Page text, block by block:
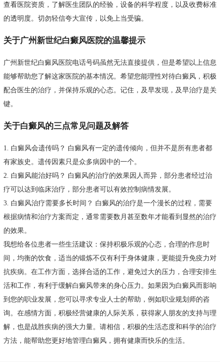
查看医院资质，了解医生团队的经验，设备的科学程度，以及收费标准
的透明度。切勿轻信夸大宣传，以免上当受骗。
关于广州新世纪白癜风医院的温馨提示
广州新世纪白癜风医院电话号码虽然无法直接提供，但是希望以上信息
能够帮助您了解这家医院的基本情况。希望您能理性对待白癜风，积极
配合医生的治疗，并保持乐观的心态。记住，及早发现，及早治疗是关
键。
关于白癜风的三点常见问题及解答
1. 白癜风会遗传吗？ 白癜风有一定的遗传倾向，但并不是所有患者都
有家族史。遗传因素只是众多病因中的一个。
2. 白癜风能治好吗？ 白癜风的治疗的效果因人而异，部分患者经过治
疗可以达到临床治疗，部分患者可以有效控制病情发展。
3. 白癜风治疗需要多长时间？ 白癜风的治疗是一个漫长的过程，需要
根据病情和治疗方案而定，通常需要数月甚至数年才能看到显然的治疗
的效果。
我想给各位患者一些生活建议：保持积极乐观的心态，合理的作息时
间，均衡的饮食，适当的锻炼不仅有利于身体健康，更能提升免疫力对
抗疾病。在工作方面，选择合适的工作，避免过大的压力，合理安排生
活和工作，有利于缓解白癜风带来的身心压力。如果因为白癜风而影响
到您的职业发展，您可以寻求专业人士的帮助，例如职业规划师的咨
询。在感情方面，积极经营健康的人际关系，获得家人朋友的支持与理
解，也是战胜疾病的强大力量。请相信，积极的生活态度和科学的治疗
方法，能帮助您更好地管理白癜风，拥有健康而快乐的生活。